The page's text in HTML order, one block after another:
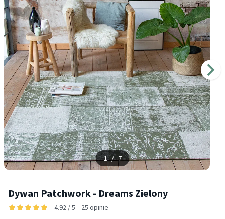
1 / 7
Dywan Patchwork - Dreams Zielony
4.92 / 5 25 opinie